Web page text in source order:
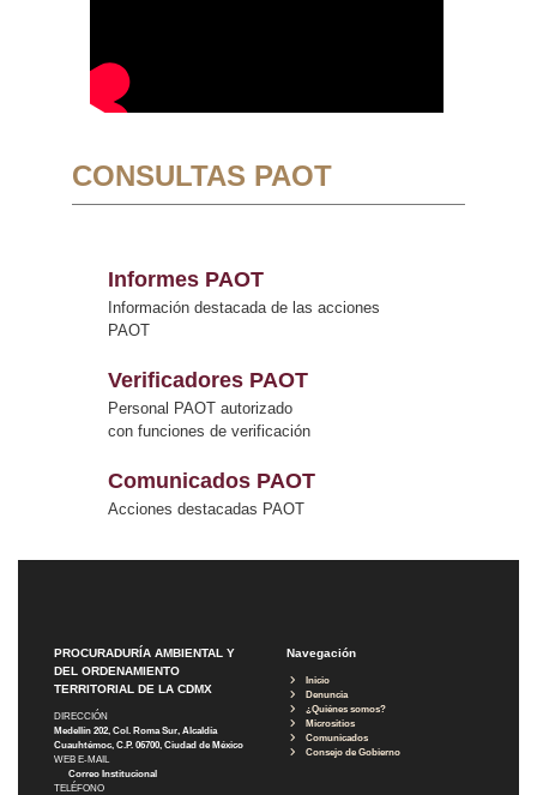
CONSULTAS PAOT
Informes PAOT
Información destacada de las acciones
PAOT
Verificadores PAOT
Personal PAOT autorizado
con funciones de verificación
Comunicados PAOT
Acciones destacadas PAOT
PROCURADURÍA AMBIENTAL Y
DEL ORDENAMIENTO
TERRITORIAL DE LA CDMX
DIRECCIÓN
Medellín 202, Col. Roma Sur, Alcaldía
Cuauhtémoc, C.P. 06700, Ciudad de México
WEB E-MAIL
Correo Institucional
TELÉFONO
Navegación
Inicio
Denuncia
¿Quiénes somos?
Micrositios
Comunicados
Consejo de Gobierno